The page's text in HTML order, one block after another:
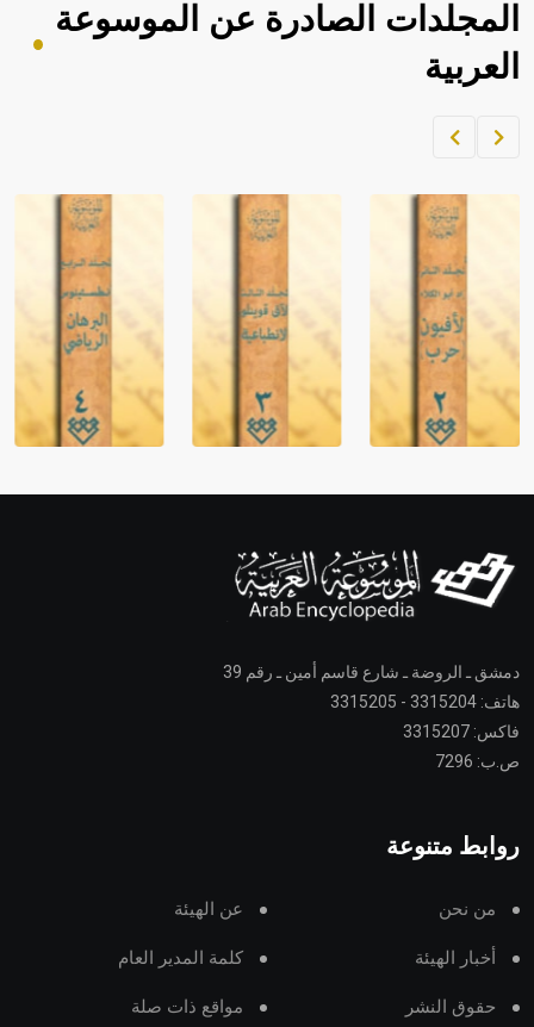
المجلدات الصادرة عن الموسوعة
العربية
دمشق ـ الروضة ـ شارع قاسم أمين ـ رقم 39
هاتف: 3315204 - 3315205
فاكس: 3315207
ص.ب: 7296
روابط متنوعة
من نحن عن الهيئة
أخبار الهيئة كلمة المدير العام
حقوق النشر مواقع ذات صلة